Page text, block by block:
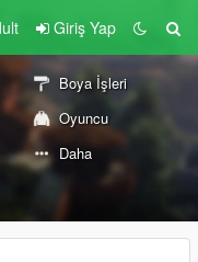
Giriş Yap
Boya İşleri
Oyuncu
Daha